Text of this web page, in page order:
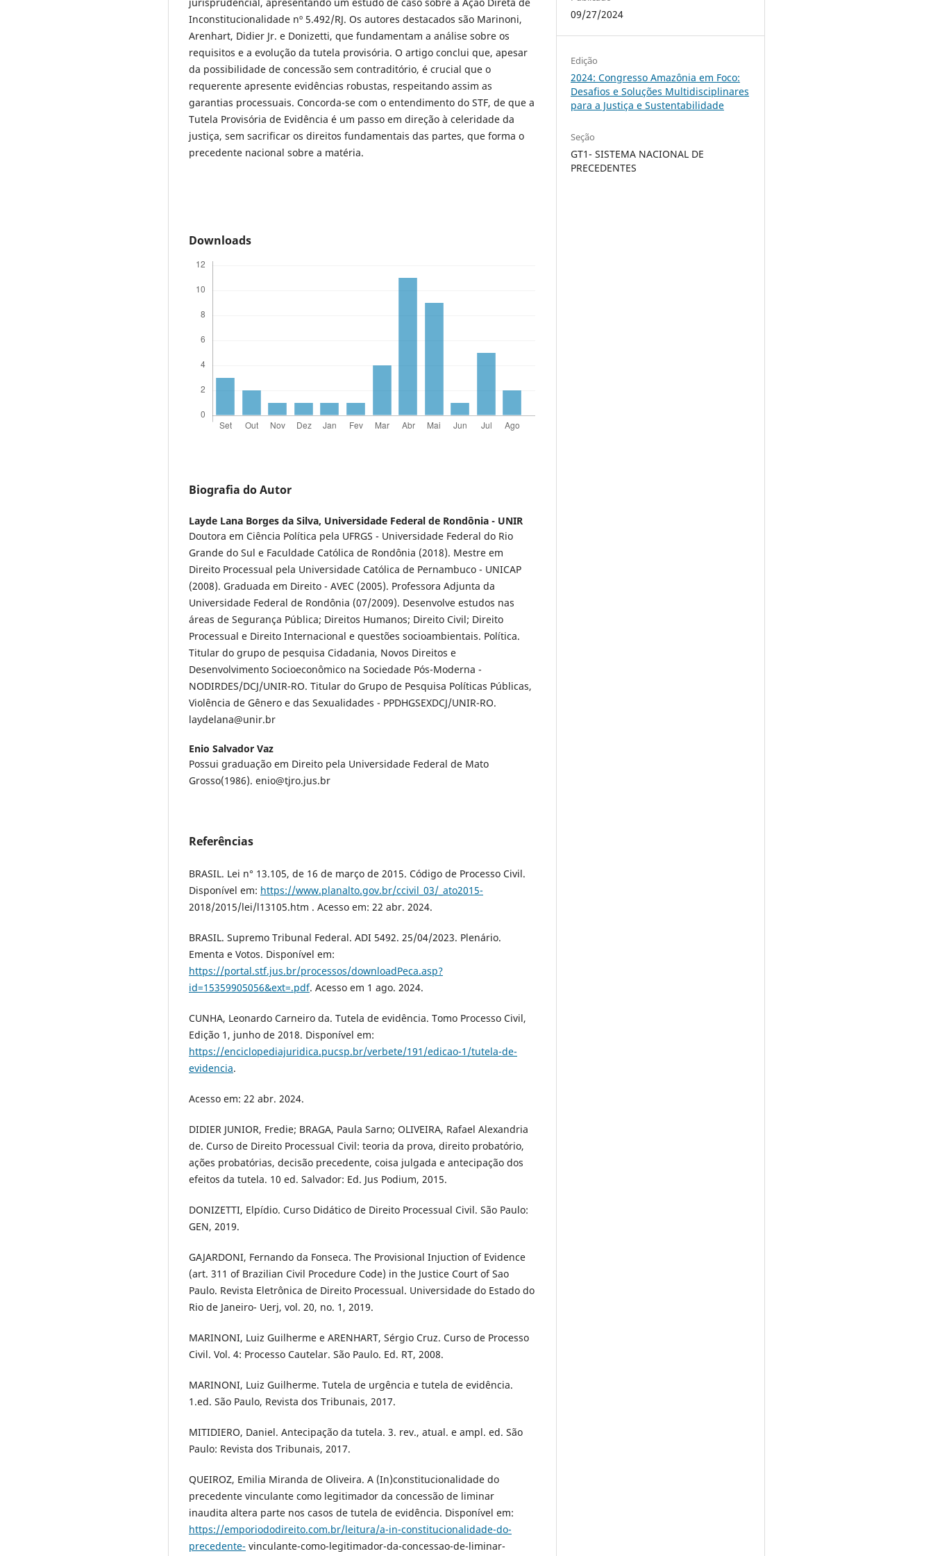
Inconstitucionalidade nº 5.492/RJ. Os autores destacados são Marinoni,
Arenhart, Didier Jr. e Donizetti, que fundamentam a análise sobre os
requisitos e a evolução da tutela provisória. O artigo conclui que, apesar
da possibilidade de concessão sem contraditório, é crucial que o
requerente apresente evidências robustas, respeitando assim as
garantias processuais. Concorda-se com o entendimento do STF, de que a
Tutela Provisória de Evidência é um passo em direção à celeridade da
justiça, sem sacrificar os direitos fundamentais das partes, que forma o
precedente nacional sobre a matéria.
Downloads
Biografia do Autor
Layde Lana Borges da Silva, Universidade Federal de Rondônia - UNIR
Doutora em Ciência Política pela UFRGS - Universidade Federal do Rio
Grande do Sul e Faculdade Católica de Rondônia (2018). Mestre em
Direito Processual pela Universidade Católica de Pernambuco - UNICAP
(2008). Graduada em Direito - AVEC (2005). Professora Adjunta da
Universidade Federal de Rondônia (07/2009). Desenvolve estudos nas
áreas de Segurança Pública; Direitos Humanos; Direito Civil; Direito
Processual e Direito Internacional e questões socioambientais. Política.
Titular do grupo de pesquisa Cidadania, Novos Direitos e
Desenvolvimento Socioeconômico na Sociedade Pós-Moderna -
NODIRDES/DCJ/UNIR-RO. Titular do Grupo de Pesquisa Políticas Públicas,
Violência de Gênero e das Sexualidades - PPDHGSEXDCJ/UNIR-RO.
laydelana@unir.br
Enio Salvador Vaz
Possui graduação em Direito pela Universidade Federal de Mato
Grosso(1986). enio@tjro.jus.br
Referências
BRASIL. Lei n° 13.105, de 16 de março de 2015. Código de Processo Civil.
Disponível em: https://www.planalto.gov.br/ccivil_03/_ato2015-
2018/2015/lei/l13105.htm . Acesso em: 22 abr. 2024.
BRASIL. Supremo Tribunal Federal. ADI 5492. 25/04/2023. Plenário.
Ementa e Votos. Disponível em:
https://portal.stf.jus.br/processos/downloadPeca.asp?
id=15359905056&ext=.pdf. Acesso em 1 ago. 2024.
CUNHA, Leonardo Carneiro da. Tutela de evidência. Tomo Processo Civil,
Edição 1, junho de 2018. Disponível em:
https://enciclopediajuridica.pucsp.br/verbete/191/edicao-1/tutela-de-
evidencia.
Acesso em: 22 abr. 2024.
DIDIER JUNIOR, Fredie; BRAGA, Paula Sarno; OLIVEIRA, Rafael Alexandria
de. Curso de Direito Processual Civil: teoria da prova, direito probatório,
ações probatórias, decisão precedente, coisa julgada e antecipação dos
efeitos da tutela. 10 ed. Salvador: Ed. Jus Podium, 2015.
DONIZETTI, Elpídio. Curso Didático de Direito Processual Civil. São Paulo:
GEN, 2019.
GAJARDONI, Fernando da Fonseca. The Provisional Injuction of Evidence
(art. 311 of Brazilian Civil Procedure Code) in the Justice Court of Sao
Paulo. Revista Eletrônica de Direito Processual. Universidade do Estado do
Rio de Janeiro- Uerj, vol. 20, no. 1, 2019.
MARINONI, Luiz Guilherme e ARENHART, Sérgio Cruz. Curso de Processo
Civil. Vol. 4: Processo Cautelar. São Paulo. Ed. RT, 2008.
MARINONI, Luiz Guilherme. Tutela de urgência e tutela de evidência.
1.ed. São Paulo, Revista dos Tribunais, 2017.
MITIDIERO, Daniel. Antecipação da tutela. 3. rev., atual. e ampl. ed. São
Paulo: Revista dos Tribunais, 2017.
QUEIROZ, Emilia Miranda de Oliveira. A (In)constitucionalidade do
precedente vinculante como legitimador da concessão de liminar
inaudita altera parte nos casos de tutela de evidência. Disponível em:
https://emporiododireito.com.br/leitura/a-in-constitucionalidade-do-
precedente- vinculante-como-legitimador-da-concessao-de-liminar-
09/27/2024
Edição
2024: Congresso Amazônia em Foco:
Desafios e Soluções Multidisciplinares
para a Justiça e Sustentabilidade
Seção
GT1- SISTEMA NACIONAL DE
PRECEDENTES